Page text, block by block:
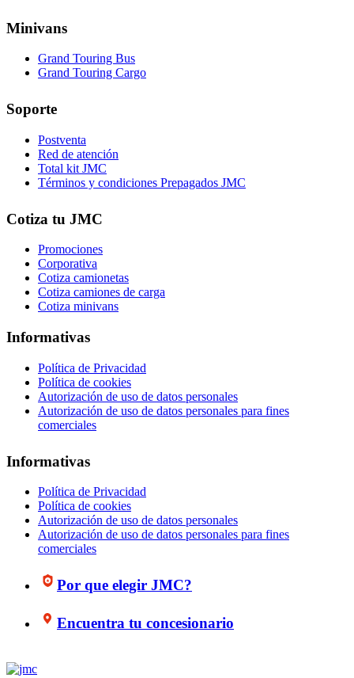
Minivans
Grand Touring Bus
Grand Touring Cargo
Soporte
Postventa
Red de atención
Total kit JMC
Términos y condiciones Prepagados JMC
Cotiza tu JMC
Promociones
Corporativa
Cotiza camionetas
Cotiza camiones de carga
Cotiza minivans
Informativas
Política de Privacidad
Política de cookies
Autorización de uso de datos personales
Autorización de uso de datos personales para fines
comerciales
Informativas
Política de Privacidad
Política de cookies
Autorización de uso de datos personales
Autorización de uso de datos personales para fines
comerciales
Por que elegir JMC?
Encuentra tu concesionario